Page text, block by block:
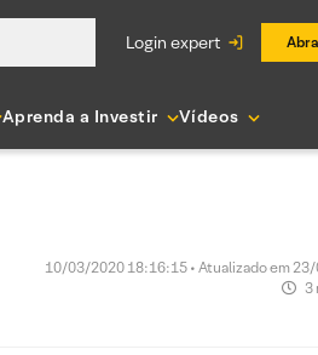
login expert
Aprenda a Investir Vídeos
10/03/2020 18:16:15 • Atualizado em
3